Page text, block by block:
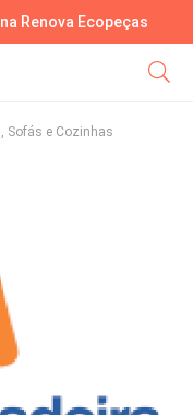
Renova Ecopeças
Sofás e Cozinhas